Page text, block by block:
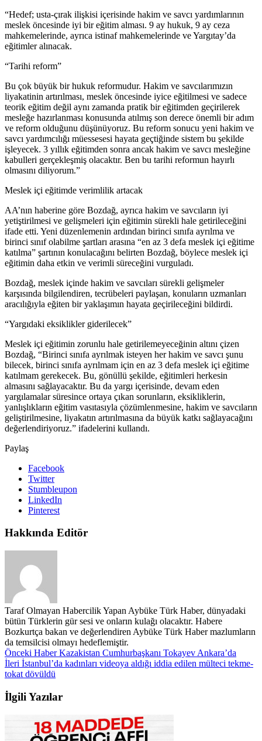
“Hedef; usta-çırak ilişkisi içerisinde hakim ve savcı yardımlarının
meslek öncesinde iyi bir eğitim alması. 9 ay hukuk, 9 ay ceza
mahkemelerinde, ayrıca istinaf mahkemelerinde ve Yargıtay’da
eğitimler alınacak.
“Tarihi reform”
Bu çok büyük bir hukuk reformudur. Hakim ve savcılarımızın
liyakatinin artırılması, meslek öncesinde iyice eğitilmesi ve sadece
teorik eğitim değil aynı zamanda pratik bir eğitimden geçirilerek
mesleğe hazırlanması konusunda atılmış son derece önemli bir adım
ve reform olduğunu düşünüyoruz. Bu reform sonucu yeni hakim ve
savcı yardımcılığı müessesesi hayata geçtiğinde sistem bu şekilde
işleyecek. 3 yıllık eğitimden sonra ancak hakim ve savcı mesleğine
kabulleri gerçekleşmiş olacaktır. Ben bu tarihi reformun hayırlı
olmasını diliyorum.”
Meslek içi eğitimde verimlilik artacak
AA’nın haberine göre Bozdağ, ayrıca hakim ve savcıların iyi
yetiştirilmesi ve gelişmeleri için eğitimin sürekli hale getirileceğini
ifade etti. Yeni düzenlemenin ardından birinci sınıfa ayrılma ve
birinci sınıf olabilme şartları arasına “en az 3 defa meslek içi eğitime
katılma” şartının konulacağını belirten Bozdağ, böylece meslek içi
eğitimin daha etkin ve verimli süreceğini vurguladı.
Bozdağ, meslek içinde hakim ve savcıları sürekli gelişmeler
karşısında bilgilendiren, tecrübeleri paylaşan, konuların uzmanları
aracılığıyla eğiten bir yaklaşımın hayata geçirileceğini bildirdi.
“Yargıdaki eksiklikler giderilecek”
Meslek içi eğitimin zorunlu hale getirilemeyeceğinin altını çizen
Bozdağ, “Birinci sınıfa ayrılmak isteyen her hakim ve savcı şunu
bilecek, birinci sınıfa ayrılmam için en az 3 defa meslek içi eğitime
katılmam gerekecek. Bu, gönüllü şekilde, eğitimleri herkesin
almasını sağlayacaktır. Bu da yargı içerisinde, devam eden
yargılamalar süresince ortaya çıkan sorunların, eksikliklerin,
yanlışlıkların eğitim vasıtasıyla çözümlenmesine, hakim ve savcıların
geliştirilmesine, liyakatın artırılmasına da büyük katkı sağlayacağını
değerlendiriyoruz.” ifadelerini kullandı.
Paylaş
Facebook
Twitter
Stumbleupon
LinkedIn
Pinterest
Hakkında Editör
Taraf Olmayan Habercilik Yapan Aybüke Türk Haber, dünyadaki
bütün Türklerin gür sesi ve onların kulağı olacaktır. Habere
Bozkurtça bakan ve değerlendiren Aybüke Türk Haber mazlumların
da temsilcisi olmayı hedeflemiştir.
Önceki HaberKazakistan Cumhurbaşkanı Tokayev Ankara’da
İleri İstanbul’da kadınları videoya aldığı iddia edilen mülteci tekme-
tokat dövüldü
İlgili Yazılar